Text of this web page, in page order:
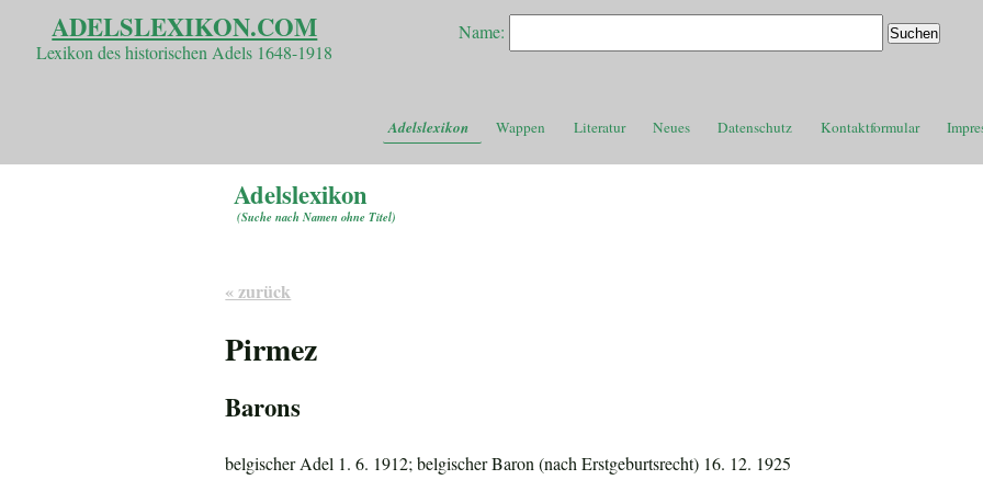
ADELSLEXIKON.COM
Lexikon des historischen Adels 1648-1918
Name:
Adelslexikon Wappen Literatur Neues Datenschutz Kontaktformular
Adelslexikon
(Suche nach Namen ohne Titel)
« zurück
Pirmez
Barons
belgischer Adel 1. 6. 1912; belgischer Baron (nach Erstgeburtsrecht) 16. 12. 1925